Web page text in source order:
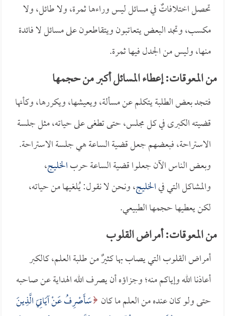
تحصل اختلافاتٌ في مسائل ليس وراءها ثمرة، ولا طائل، ولا
مكسب، وتجد البعض يتعاتبون ويتقاطعون على مسائل لا فائدة
منها، وليس من الجدل فيها ثمرة.
من المعوقات: إعطاء المسائل أكبر من حجمها
فتجد بعض الطلبة يتكلم عن مسألة، ويعيشها، ويكررها، وكأنها
قضيته الكبرى في كل مجلس، حتى تطغى على حياته، مثل جلسة
الاستراحة، فبعضهم جعل قضية الساعة هي جلسة الاستراحة.
وبعض الناس الآن جعلوا قضية الساعة حربالخليج،
والمشاكل التي فيالخليج، ونحن لا نقول: يُلغيها من حياته،
لكن يعطيها حجمها الطبيعي.
من المعوقات: أمراض القلوب
أمراض القلوب التي يصاب بها كثيرٌ من طلبة العلم، كالكبر
أعاذنا الله وإياكم منه؛ وجزاؤه أن يصرف الله الهداية عن صاحبه
حتى ولو كان عنده من العلم ما كان سَأَصْرِفُ عَنْ آيَاتِيَ الَّذِينَ